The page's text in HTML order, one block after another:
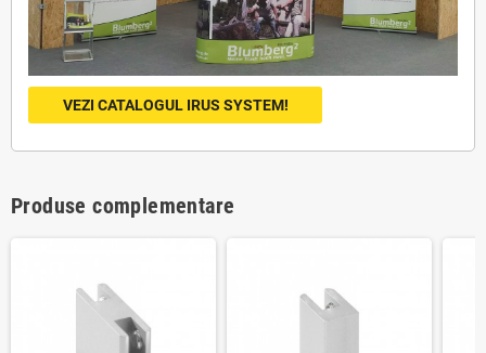
VEZI CATALOGUL IRUS SYSTEM!
Produse complementare